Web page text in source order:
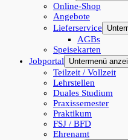
Online-Shop
Angebote
Lieferservice
AGBs
Speisekarten
Jobportal
Untermenü
Teilzeit / Vollzeit
Lehrstellen
Duales Studium
Praxissemester
Praktikum
FSJ / BFD
Ehrenamt